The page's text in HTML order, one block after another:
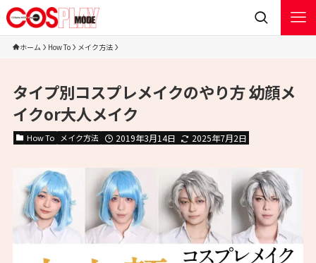
ホーム How To メイク方法
タイプ別コスプレメイクのやり方 幼顔メ
イクor大人メイク
How To メイク方法 2019年3月14日 2025年7月2日